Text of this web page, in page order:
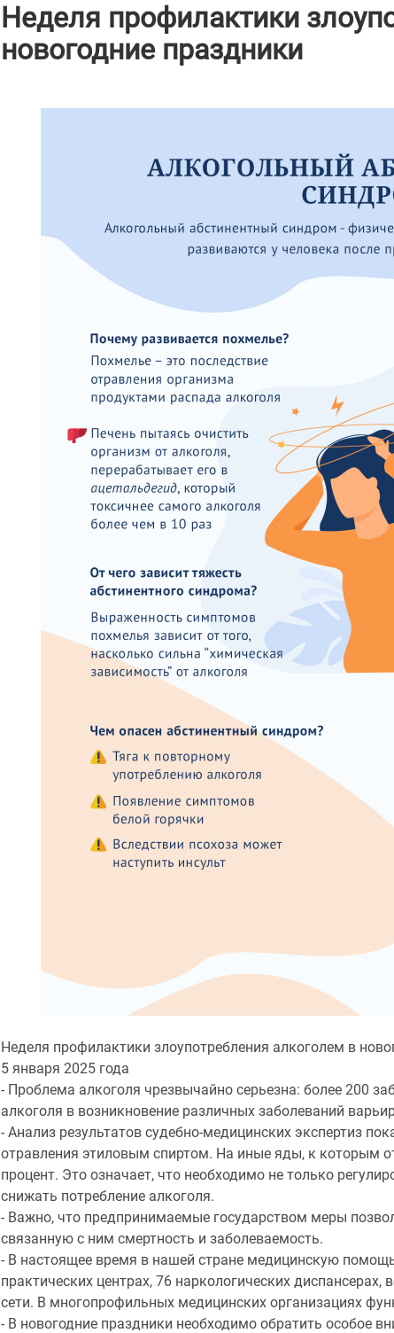
Неделя профилактики
новогодние праздники
Неделя профилактики злоупотребления алкоголем в
5 января 2025 года
- Проблема алкоголя чрезвычайно серьезна: более 200
алкоголя в возникновение различных заболеваний
- Анализ результатов судебно-медицинских экспертиз
отравления этиловым спиртом. На иные яды, к которым
процент. Это означает, что необходимо не только
снижать потребление алкоголя.
- Важно, что предпринимаемые государством меры
связанную с ним смертность и заболеваемость.
- В настоящее время в нашей стране медицинскую
практических центрах, 76 наркологических
сети. В многопрофильных медицинских организациях
- В новогодние праздники необходимо обратить особое